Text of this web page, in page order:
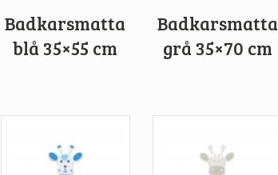
Badkarsmatta
blå 35×55 cm
Badkarsmatta
grå 35×70 cm